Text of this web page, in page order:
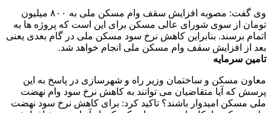
وی گفت: مصوبه افزایش سقف وام مسکن ملی به ۸۰۰ میلیون
تومان از سوی شورای عالی مسکن برای این است که پروژه ها به
اتمام برسند. بنابراین کاهش نرخ سود مسکن ملی در گام بعدی یعنی
بعد از افزایش سقف وام مسکن ملی انجام خواهد شد.
تامین سرمایه
معاون مسکن و ساختمان وزیر راه و شهرسازی در پاسخ به این
پرسش که آیا متقاضیان می توانند به کاهش نرخ سود وام نهضت
ملی مسکن امیدوار باشند؟ تاکید کرد: برای کاهش نرخ سود نهضت